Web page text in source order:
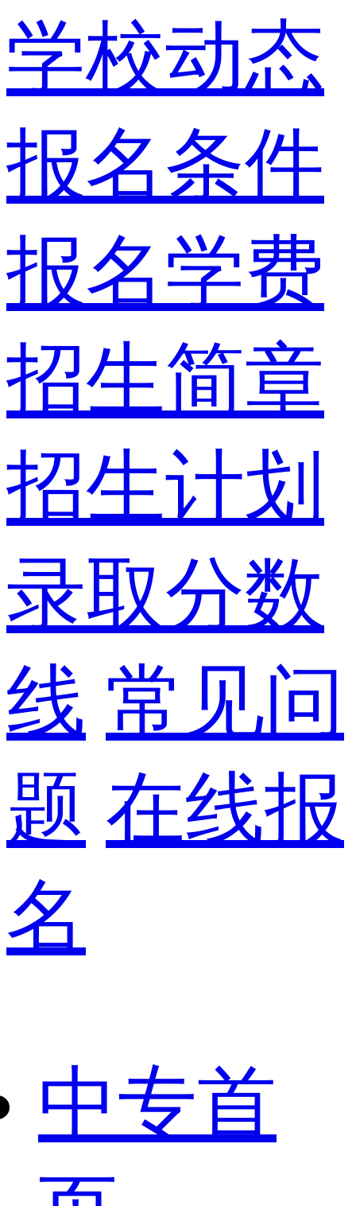
学校动态
报名条件
报名学费
招生简章
招生计划
录取分数
线 常见问
题 在线报
名
中专首